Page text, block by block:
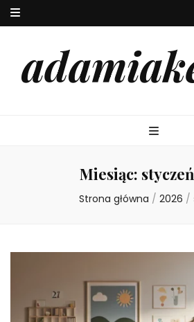
Miesiąc:
Strona główna / 2026 /